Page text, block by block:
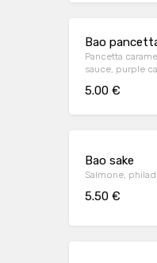
Bao
Pancetta
sauce, purple
5.00 €
Bao sake
Salmone,
5.50 €